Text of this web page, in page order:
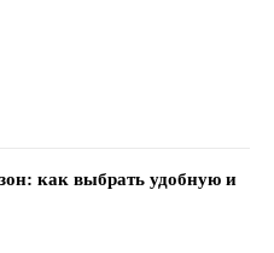
как выбрать удобную и